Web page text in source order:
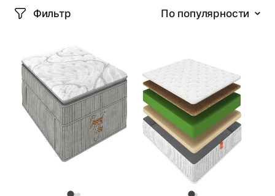
Фильтр По популярности